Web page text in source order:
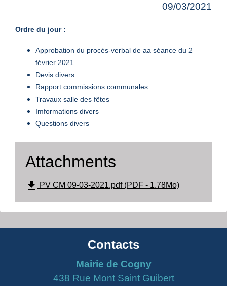
09/03/2021
Ordre du jour :
Approbation du procès-verbal de aa séance du 2
février 2021
Devis divers
Rapport commissions communales
Travaux salle des fêtes
Imformations divers
Questions divers
Attachments
file_download PV CM 09-03-2021.pdf (PDF - 1.78Mo)
Contacts
Mairie de Cogny
438 Rue Mont Saint Guibert